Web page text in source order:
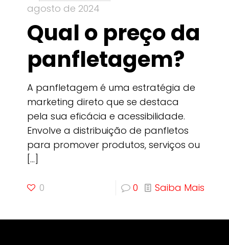
agosto de 2024
Qual o preço da
panfletagem?
A panfletagem é uma estratégia de
marketing direto que se destaca
pela sua eficácia e acessibilidade.
Envolve a distribuição de panfletos
para promover produtos, serviços ou
[…]
0 0 Saiba Mais